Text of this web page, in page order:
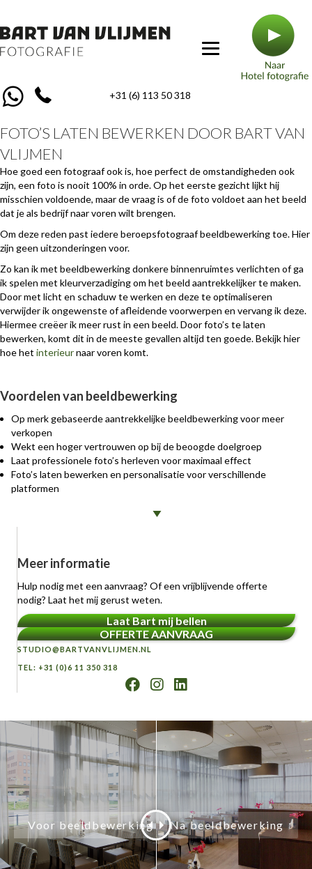
+31 (6) 113 50 318
FOTO’S LATEN BEWERKEN DOOR BART VAN
VLIJMEN
Hoe goed een fotograaf ook is, hoe perfect de omstandigheden ook
zijn, een foto is nooit 100% in orde. Op het eerste gezicht lijkt hij
misschien voldoende, maar de vraag is of de foto voldoet aan het beeld
dat je als bedrijf naar voren wilt brengen.
Om deze reden past iedere beroepsfotograaf beeldbewerking toe. Hier
zijn geen uitzonderingen voor.
Zo kan ik met beeldbewerking donkere binnenruimtes verlichten of ga
ik spelen met kleurverzadiging om het beeld aantrekkelijker te maken.
Door met licht en schaduw te werken en deze te optimaliseren
verwijder ik ongewenste of afleidende voorwerpen en vervang ik deze.
Hiermee creëer ik meer rust in een beeld. Door foto’s te laten
bewerken, komt dit in de meeste gevallen altijd ten goede. Bekijk hier
hoe het interieurnaar voren komt.
Voordelen van beeldbewerking
Op merk gebaseerde aantrekkelijke beeldbewerking voor meer
verkopen
Wekt een hoger vertrouwen op bij de beoogde doelgroep
Laat professionele foto’s herleven voor maximaal effect
Foto’s laten bewerken en personalisatie voor verschillende
platformen
Meer informatie
Hulp nodig met een aanvraag? Of een vrijblijvende offerte
nodig? Laat het mij gerust weten.
Laat Bart mij bellen
OFFERTE AANVRAAG
STUDIO@BARTVANVLIJMEN.NL
TEL: +31 (0)6 11 350 318